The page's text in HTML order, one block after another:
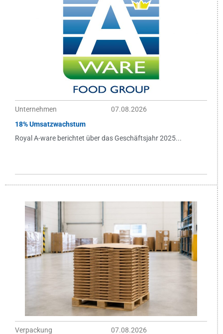
Unternehmen
07.08.2026
18% Umsatzwachstum
Royal A-ware berichtet über das Geschäftsjahr 2025...
Verpackung
07.08.2026